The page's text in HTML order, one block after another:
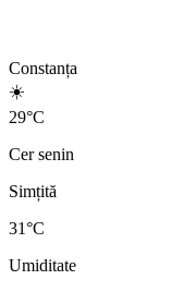
Constanța
☀️
29°C
Cer senin
Simțită
31°C
Umiditate